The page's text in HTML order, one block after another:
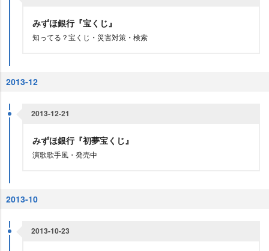
みずほ銀行『宝くじ』
知ってる？宝くじ・災害対策・検索
2013-12
2013-12-21
みずほ銀行『初夢宝くじ』
演歌歌手風・発売中
2013-10
2013-10-23